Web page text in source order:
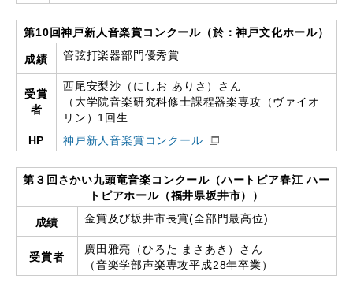
第10回神戸新人音楽賞コンクール（於：神戸文化ホール）
成績 管弦打楽器部門優秀賞
受賞
者
西尾安梨沙（にしお ありさ）さん
（大学院音楽研究科修士課程器楽専攻（ヴァイオ
リン）1回生
HP
神戸新人音楽賞コンクール
第３回さかい九頭竜音楽コンクール（ハートピア春江 ハー
トピアホール（福井県坂井市））
成績 金賞及び坂井市長賞(全部門最高位)
受賞者
廣田雅亮（ひろた まさあき）さん
（音楽学部声楽専攻平成28年卒業）